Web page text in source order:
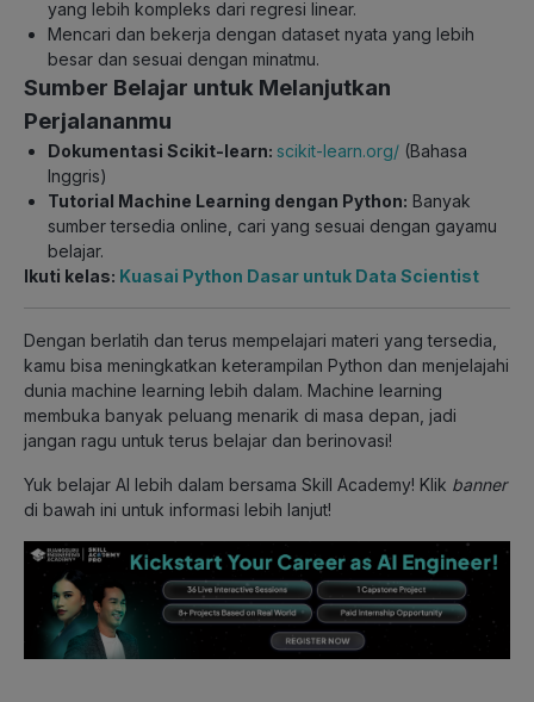
yang lebih kompleks dari regresi linear.
Mencari dan bekerja dengan dataset nyata yang lebih
besar dan sesuai dengan minatmu.
Sumber Belajar untuk Melanjutkan
Perjalananmu
Dokumentasi Scikit-learn: scikit-learn.org/ (Bahasa
Inggris)
Tutorial Machine Learning dengan Python: Banyak
sumber tersedia online, cari yang sesuai dengan gayamu
belajar.
Ikuti kelas: Kuasai Python Dasar untuk Data Scientist
Dengan berlatih dan terus mempelajari materi yang tersedia,
kamu bisa meningkatkan keterampilan Python dan menjelajahi
dunia machine learning lebih dalam. Machine learning
membuka banyak peluang menarik di masa depan, jadi
jangan ragu untuk terus belajar dan berinovasi!
Yuk belajar AI lebih dalam bersama Skill Academy! Klik banner
di bawah ini untuk informasi lebih lanjut!